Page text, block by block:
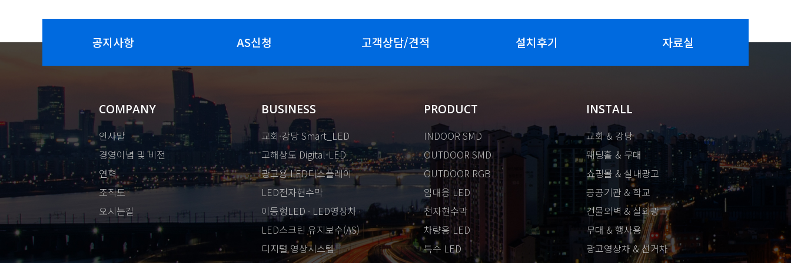
공지사항 AS신청 고객상담/견적 설치후기 자료실
COMPANY
인사말
경영이념 및 비전
연혁
조직도
오시는길
BUSINESS
교회·강당 Smart_LED
고해상도 Digital-LED
광고용 LED디스플레이
LED전자현수막
이동형LED · LED영상차
LED스크린 유지보수(AS)
디지털 영상시스템
PRODUCT
INDOOR SMD
OUTDOOR SMD
OUTDOOR RGB
임대용 LED
전자현수막
차량용 LED
특수 LED
INSTALL
교회 & 강당
웨딩홀 & 무대
쇼핑몰 & 실내광고
공공기관 & 학교
건물외벽 & 실외광고
무대 & 행사용
광고영상차 & 선거차